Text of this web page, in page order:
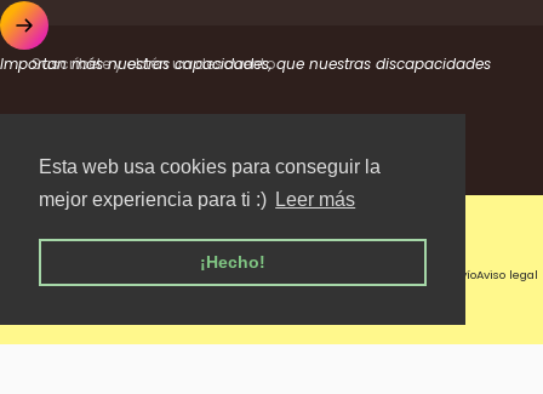
Esta web usa cookies para conseguir la
mejor experiencia para ti :) Leer más
¡Hecho!
Suscríbete y obtén un descuento
Importan más nuestras capacidades, que nuestras discapacidades
FacebookInstagram
YouTube
TikTok
© 2026 Timpers.Tecnología de Shopify
Política de privacidad Política de envíoAviso legal
País/región